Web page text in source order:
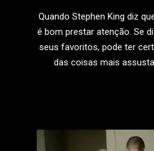
Quando Stephen King diz
é bom prestar atenção. Se
seus favoritos, pode ter
das coisas mais